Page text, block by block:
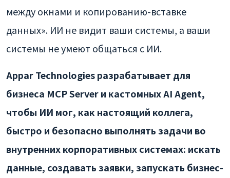
между окнами и копированию-вставке
данных». ИИ не видит ваши системы, а ваши
системы не умеют общаться с ИИ.
Appar Technologies разрабатывает для
бизнеса MCP Server и кастомных AI Agent,
чтобы ИИ мог, как настоящий коллега,
быстро и безопасно выполнять задачи во
внутренних корпоративных системах: искать
данные, создавать заявки, запускать бизнес-